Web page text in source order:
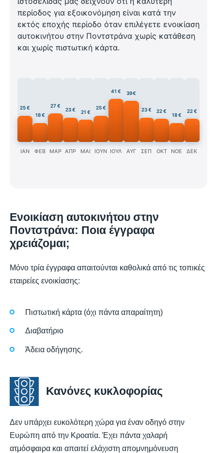
περίοδος για εξοικονόμηση είναι κατά την
εκτός εποχής περίοδο όταν επιλέγετε ενοικίαση
αυτοκινήτου στην Ποντστράνα χωρίς κατάθεση
και χωρίς πιστωτική κάρτα.
25 €
ΙΑΝ
18 €
ΦΕΒ
27 €
ΜΑΡ
23 €
ΑΠΡ
21 €
ΜΑΙ
25 €
ΙΟΥΝ
41 €
ΙΟΥΛ
39 €
ΑΥΓ
23 €
ΣΕΠ
22 €
ΟΚΤ
18 €
ΝΟΕ
22 €
ΔΕΚ
Ενοικίαση αυτοκινήτου στην
Ποντστράνα: Ποια έγγραφα
χρειάζομαι;
Μόνο τρία έγγραφα απαιτούνται καθολικά από τις τοπικές
εταιρείες ενοικίασης:
Πιστωτική κάρτα (όχι πάντα απαραίτητη)
Διαβατήριο
Άδεια οδήγησης.
Κανόνες κυκλοφορίας
Δεν υπάρχει ευκολότερη χώρα για έναν οδηγό στην
Ευρώπη από την Κροατία. Έχει πάντα χαλαρή
ατμόσφαιρα και απαιτεί ελάχιστη απομνημόνευση